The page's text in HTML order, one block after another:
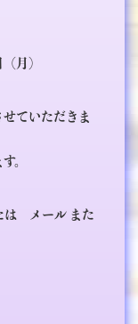
月）
ていただきま
。
メール また